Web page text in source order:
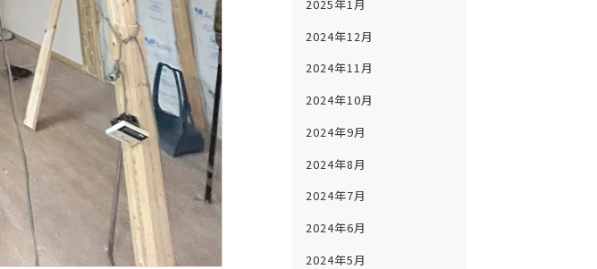
2025年1月
2024年12月
2024年11月
2024年10月
2024年9月
2024年8月
2024年7月
2024年6月
2024年5月